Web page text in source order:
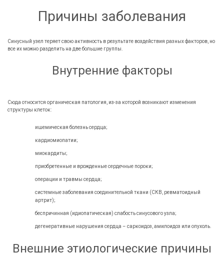
Причины заболевания
Синусный узел теряет свою активность в результате воздействия разных факторов, но
все их можно разделить на две большие группы.
Внутренние факторы
Сюда относится органическая патология, из-за которой возникают изменения
структуры клеток:
ишемическая болезнь сердца;
кардиомиопатии;
миокардиты;
приобретенные и врожденные сердечные пороки;
операции и травмы сердца;
системные заболевания соединительной ткани (СКВ, ревматоидный
артрит);
беспричинная (идиопатическая) слабость синусового узла;
дегенеративные нарушения сердца – саркоидоз, амилоидоз или опухоль.
Внешние этиологические причины